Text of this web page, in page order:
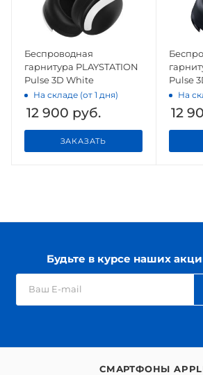
Беспроводная
гарнитура PLAYSTATION
Pulse 3D White
На складе (от 1 дня)
12 900 руб.
ЗАКАЗАТЬ
Pulse
На
12
Будьте в курсе наших
СМАРТФОНЫ